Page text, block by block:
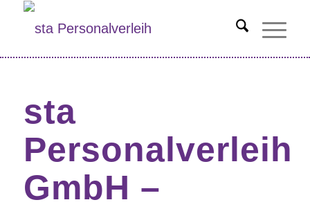
sta
Personalverleih
GmbH –